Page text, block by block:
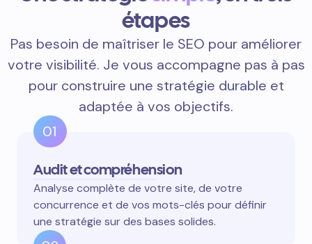
étapes
Pas besoin de maîtriser le SEO pour améliorer
votre visibilité. Je vous accompagne pas à pas
pour construire une stratégie durable et
adaptée à vos objectifs.
01
Audit et compréhension
Analyse complète de votre site, de votre
concurrence et de vos mots-clés pour définir
une stratégie sur des bases solides.